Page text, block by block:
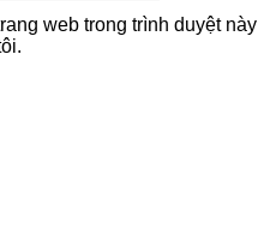
web trong trình duyệt này